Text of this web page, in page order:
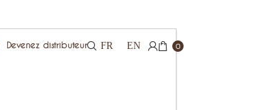
Devenez distributeur FR EN 0